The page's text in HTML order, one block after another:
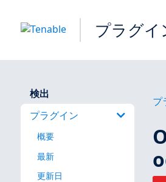
プラグイ
検出
プラグイン
概要
最新
更新日
プ